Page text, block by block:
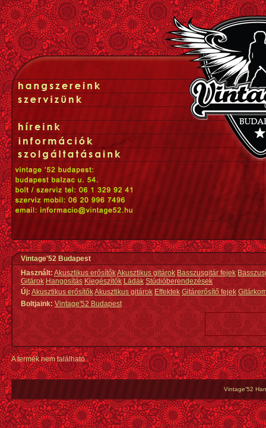
Vintage'52 Budapest
Használt: Akusztikus erősítőkAkusztikus gitárok Basszusgitár fejek
Gitárok Hangosítás Kiegészítők Ládák Stúdióberendezések
Új:Akusztikus erősítőkAkusztikus gitárok Effektek Gitárerősítő fejek
Boltjaink: Vintage'52 Budapest
A termék nem található
Vintage'52